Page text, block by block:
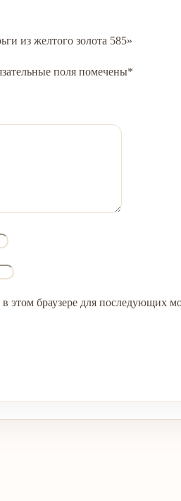
из желтого золота 585»
поля помечены*
этом браузере для последующих